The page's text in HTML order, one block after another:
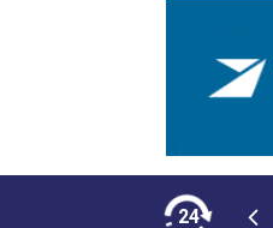
24
NEOPLAN Skyliner Ekledi